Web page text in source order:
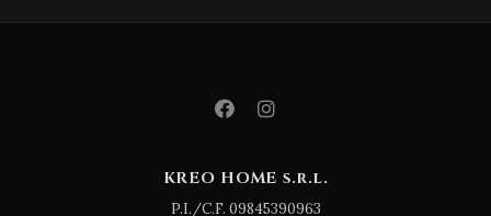
KREO HOME s.r.l.
P.I./C.F. 09845390963